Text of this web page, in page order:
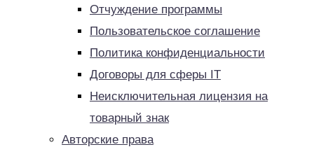
Отчуждение программы
Пользовательское соглашение
Политика конфиденциальности
Договоры для сферы IT
Неисключительная лицензия на
товарный знак
Авторские права